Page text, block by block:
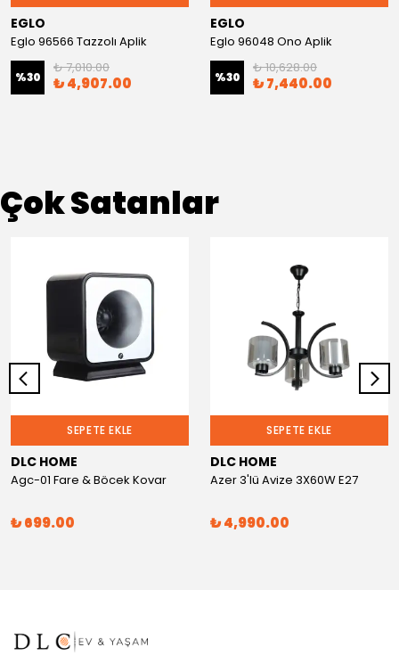
EGLO
Eglo 96566 Tazzolı Aplik
%30
₺ 7,010.00
₺ 4,907.00
EGLO
Eglo 96048 Ono Aplik
%30
₺ 10,628.00
₺ 7,440.00
Çok Satanlar
SEPETE EKLE
DLC HOME
Agc-01 Fare & Böcek Kovar
₺ 699.00
SEPETE EKLE
DLC HOME
Azer 3'lü Avize 3X60W E27
₺ 4,990.00